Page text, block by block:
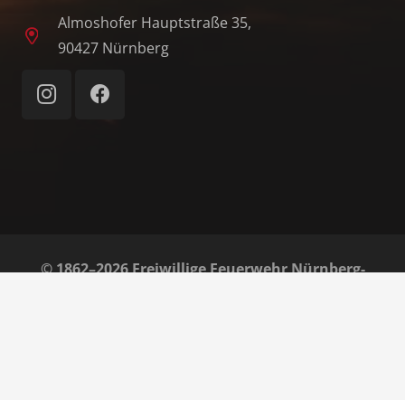
Almoshofer Hauptstraße 35,
90427 Nürnberg
© 1862–2026 Freiwillige Feuerwehr Nürnberg-